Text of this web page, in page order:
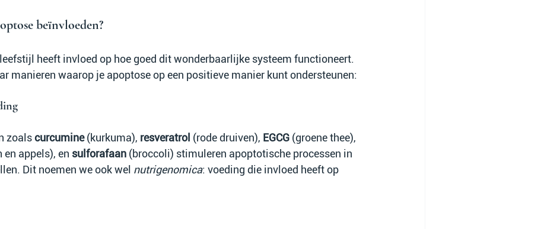
beïnvloeden?
heeft invloed op hoe goed dit wonderbaarlijke systeem functioneert.
manieren waarop je apoptose op een positieve manier kunt ondersteunen:
zoals curcumine (kurkuma), resveratrol (rode druiven), EGCG (groene thee),
appels), en sulforafaan (broccoli) stimuleren apoptotische processen in
Dit noemen we ook wel nutrigenomica: voeding die invloed heeft op